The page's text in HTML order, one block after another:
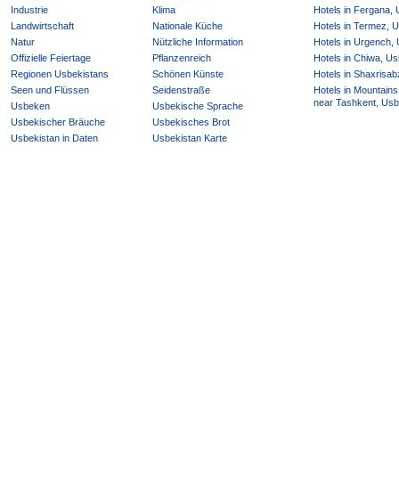
Industrie
Klima
Landwirtschaft
Nationale Küche
Natur
Nützliche Information
Offizielle Feiertage
Pflanzenreich
Regionen Usbekistans
Schönen Künste
Seen und Flüssen
Seidenstraße
Usbeken
Usbekische Sprache
Usbekischer Bräuche
Usbekisches Brot
Usbekistan in Daten
Usbekistan Karte
Hotels in Fergana,
Hotels in Termez,
Hotels in Urgench,
Hotels in Chiwa,
Hotels in
Hotels in
near Tashkent,